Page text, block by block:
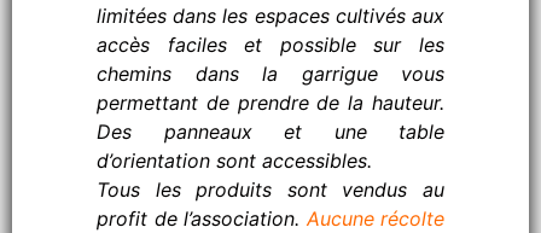
limitées dans les espaces cultivés aux
accès faciles et possible sur les
chemins dans la garrigue vous
permettant de prendre de la hauteur.
Des panneaux et une table
d’orientation sont accessibles.
Tous les produits sont vendus au
profit de l’association. Aucune récolte